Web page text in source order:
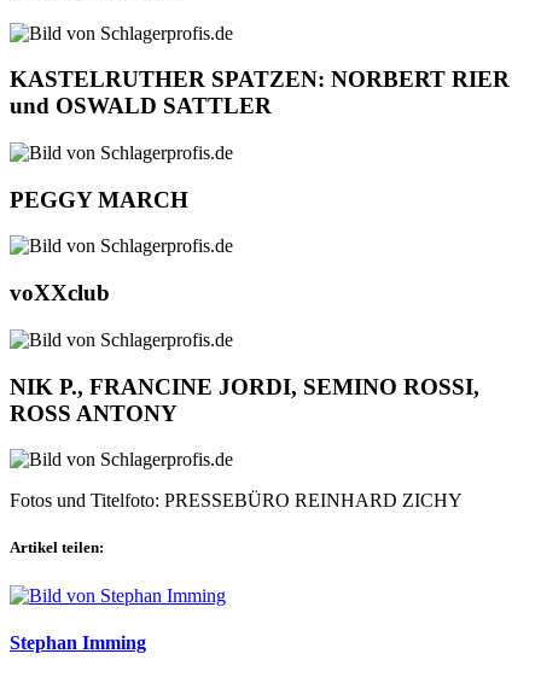
KASTELRUTHER SPATZEN: NORBERT RIER
und OSWALD SATTLER
PEGGY MARCH
voXXclub
NIK P., FRANCINE JORDI, SEMINO ROSSI,
ROSS ANTONY
Fotos und Titelfoto: PRESSEBÜRO REINHARD ZICHY
Artikel teilen:
Stephan Imming